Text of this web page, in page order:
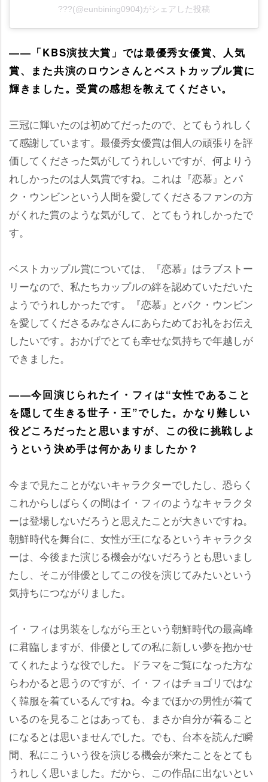
???(@eunbining0904)がシェアした投稿
――「KBS演技大賞」では最優秀女優賞、人気
賞、また共演のロウンさんとベストカップル賞に
輝きました。受賞の感想を教えてください。
三冠に輝いたのは初めてだったので、とてもうれしく
て感謝しています。最優秀女優賞は個人の頑張りを評
価してくださった気がしてうれしいですが、何よりう
れしかったのは人気賞ですね。これは『恋慕』とパ
ク・ウンビンという人間を愛してくださるファンの方
がくれた賞のような気がして、とてもうれしかったで
す。
ベストカップル賞については、『恋慕』はラブストー
リーなので、私たちカップルの絆を認めていただいた
ようでうれしかったです。『恋慕』とパク・ウンビン
を愛してくださるみなさんにあらためてお礼をお伝え
したいです。おかげでとても幸せな気持ちで年越しが
できました。
――今回演じられたイ・フィは“女性であること
を隠して生きる世子・王”でした。かなり難しい
役どころだったと思いますが、この役に挑戦しよ
うという決め手は何かありましたか？
今まで見たことがないキャラクターでしたし、恐らく
これからしばらくの間はイ・フィのようなキャラクタ
ーは登場しないだろうと思えたことが大きいですね。
朝鮮時代を舞台に、女性が王になるというキャラクタ
ーは、今後また演じる機会がないだろうとも思いまし
たし、そこが俳優としてこの役を演じてみたいという
気持ちにつながりました。
イ・フィは男装をしながら王という朝鮮時代の最高峰
に君臨しますが、俳優としての私に新しい夢を抱かせ
てくれたような役でした。ドラマをご覧になった方な
らわかると思うのですが、イ・フィはチョゴリではな
く韓服を着ているんですね。今までほかの男性が着て
いるのを見ることはあっても、まさか自分が着ること
になるとは思いませんでした。でも、台本を読んだ瞬
間、私にこういう役を演じる機会が来たことをとても
うれしく思いました。だから、この作品に出ないとい